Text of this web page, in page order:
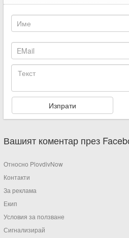
Вашият коментар през
Относно PlovdivNow
Контакти
За реклама
Екип
Условия за ползване
Сигнализирай